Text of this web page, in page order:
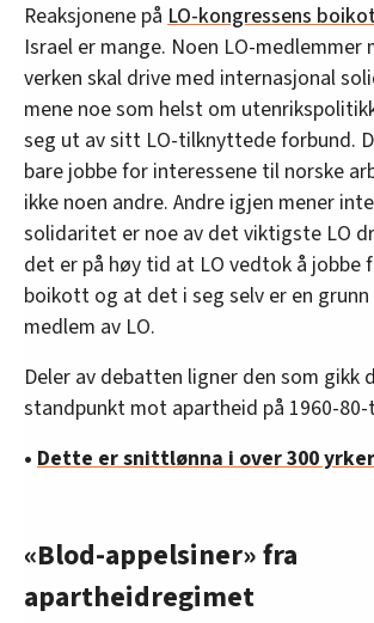
Reaksjonene på LO-kongressens
Israel er mange. Noen LO-medlemmer
verken skal drive med internasjonal
mene noe som helst om
seg ut av sitt LO-tilknyttede forbund.
bare jobbe for interessene til norske
ikke noen andre. Andre igjen mener
solidaritet er noe av det viktigste LO
det er på høy tid at LO vedtok å jobbe
boikott og at det i seg selv er en
medlem av LO.
Deler av debatten ligner den som gikk
standpunkt mot apartheid på 1960-
• Dette er snittlønna i over 300 yrker
«Blod-appelsiner» fra
apartheidregimet